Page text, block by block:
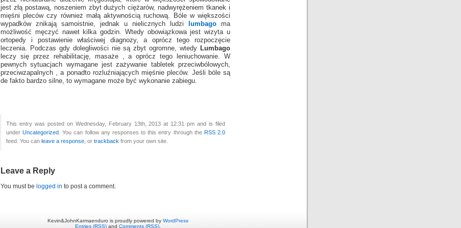
jest złą postawą, noszeniem zbyt dużych ciężarów, nadwyrężeniem tkanek i
mięśni pleców czy również małą aktywnością ruchową. Bóle w większości
wypadków znikają samoistnie, jednak u nielicznych ludzi
lumbago ma
możliwość męczyć nawet kilka godzin. Wtedy obowiązkowa jest wizyta u
ortopedy i postawienie właściwej diagnozy, a oprócz tego rozpoczęcie
leczenia. Podczas gdy dolegliwości nie są zbyt ogromne, wtedy
Lumbago
leczy się przez rehabilitację, masaże , a oprócz tego leniuchowanie. W
pewnych sytuacjach wymagane jest zażywanie tabletek przeciwbólowych,
przeciwzapalnych , a ponadto rozluźniających mięśnie pleców. Jeśli bóle są
de fakto bardzo silne, to wymagane może być wykonanie zabiegu.
This entry was posted on Wednesday, February 13th, 2013 at 12:31 pm and is filed
underUncategorized . You can follow any responses to this entry through the RSS 2.0
feed. You can leave a response , or trackback from your own site.
Leave a Reply
You must be logged in to post a comment.
Kevin&JohnKarmaenduro is proudly powered by WordPress
Entries (RSS) and Comments (RSS)